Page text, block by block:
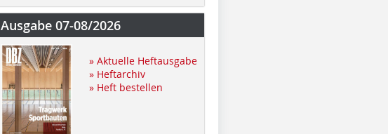
Ausgabe 07-08/2026
» Aktuelle Heftausgabe
» Heftarchiv
» Heft bestellen